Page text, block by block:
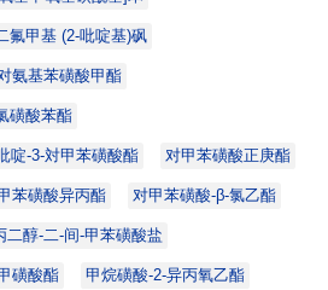
氟甲基 (2-吡啶基)砜
氨基苯磺酸甲酯
磺酸苯酯
啶-3-対甲苯磺酸酯 对甲苯磺酸正庚酯
苯磺酸异丙酯 对甲苯磺酸-β-氯乙酯
二醇-二-间-甲苯磺酸盐
磺酸酯 甲烷磺酸-2-异丙氧乙酯